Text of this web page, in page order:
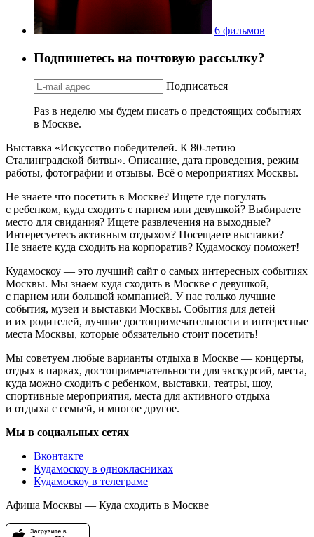
6 фильмов
Подпишетесь на почтовую рассылку?
Подписаться
Раз в неделю мы будем писать о предстоящих событиях
в Москве.
Выставка «Искусство победителей. К 80-летию
Сталинградской битвы». Описание, дата проведения, режим
работы, фотографии и отзывы. Всё о мероприятиях Москвы.
Не знаете что посетить в Москве? Ищете где погулять
с ребенком, куда сходить с парнем или девушкой? Выбираете
место для свидания? Ищете развлечения на выходные?
Интересуетесь активным отдыхом? Посещаете выставки?
Не знаете куда сходить на корпоратив? Кудамоскоу поможет!
Кудамоскоу — это лучший сайт о самых интересных событиях
Москвы. Мы знаем куда сходить в Москве с девушкой,
с парнем или большой компанией. У нас только лучшие
события, музеи и выставки Москвы. События для детей
и их родителей, лучшие достопримечательности и интересные
места Москвы, которые обязательно стоит посетить!
Мы советуем любые варианты отдыха в Москве — концерты,
отдых в парках, достопримечательности для экскурсий, места,
куда можно сходить с ребенком, выставки, театры, шоу,
спортивные мероприятия, места для активного отдыха
и отдыха с семьей, и многое другое.
Мы в социальных сетях
Вконтакте
Кудамоскоу в однокласниках
Кудамоскоу в телеграме
Афиша Москвы — Куда сходить в Москве